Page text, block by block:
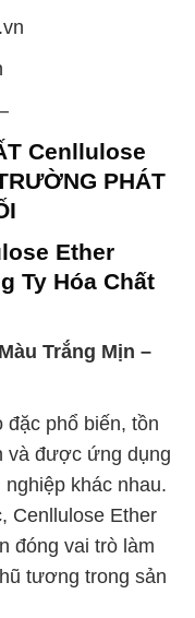
Cenllulose
PHÁT
Ether
Ty Hóa Chất
Trắng Mịn –
đặc phổ biến, tồn
và được ứng dụng
khác nhau.
Cenllulose Ether
đóng vai trò làm
tương trong sản